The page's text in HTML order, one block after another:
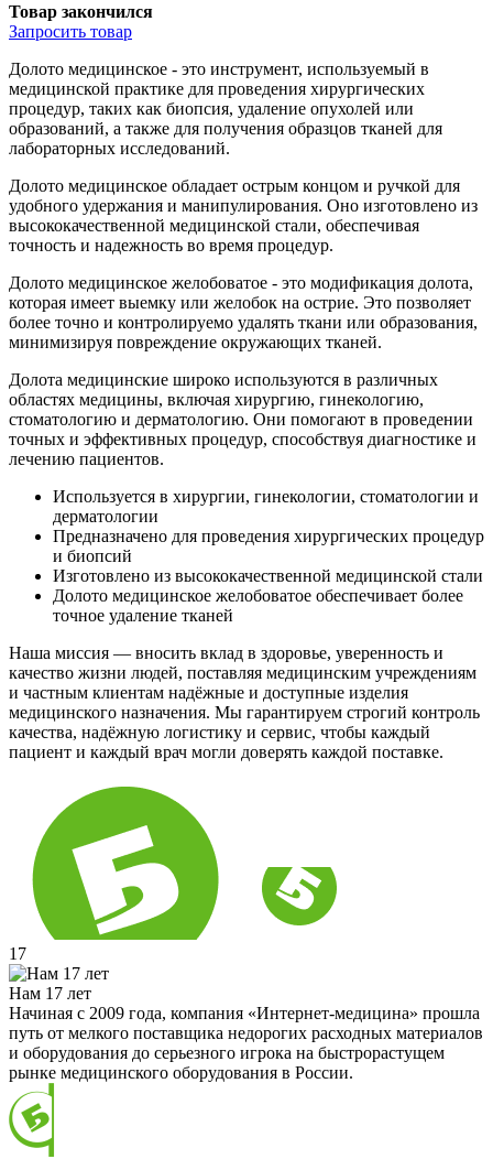
Товар закончился
Запросить товар
Долото медицинское - это инструмент, используемый в
медицинской практике для проведения хирургических
процедур, таких как биопсия, удаление опухолей или
образований, а также для получения образцов тканей для
лабораторных исследований.
Долото медицинское обладает острым концом и ручкой для
удобного удержания и манипулирования. Оно изготовлено из
высококачественной медицинской стали, обеспечивая
точность и надежность во время процедур.
Долото медицинское желобоватое - это модификация долота,
которая имеет выемку или желобок на острие. Это позволяет
более точно и контролируемо удалять ткани или образования,
минимизируя повреждение окружающих тканей.
Долота медицинские широко используются в различных
областях медицины, включая хирургию, гинекологию,
стоматологию и дерматологию. Они помогают в проведении
точных и эффективных процедур, способствуя диагностике и
лечению пациентов.
Используется в хирургии, гинекологии, стоматологии и
дерматологии
Предназначено для проведения хирургических процедур
и биопсий
Изготовлено из высококачественной медицинской стали
Долото медицинское желобоватое обеспечивает более
точное удаление тканей
Наша миссия — вносить вклад в здоровье, уверенность и
качество жизни людей, поставляя медицинским учреждениям
и частным клиентам надёжные и доступные изделия
медицинского назначения. Мы гарантируем строгий контроль
качества, надёжную логистику и сервис, чтобы каждый
пациент и каждый врач могли доверять каждой поставке.
17
Нам 17 лет
Начиная с 2009 года, компания «Интернет-медицина» прошла
путь от мелкого поставщика недорогих расходных материалов
и оборудования до серьезного игрока на быстрорастущем
рынке медицинского оборудования в России.